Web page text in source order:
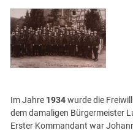
Im Jahre 1934wurde die
dem damaligen Bürgermeister
Erster Kommandant war